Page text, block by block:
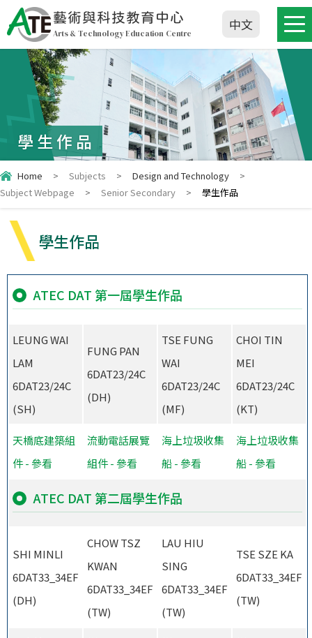
藝術與科技教育中心
Arts & Technology Education Centre
中文
學生作品
Home > Subjects > Design and Technology
>
Subject Webpage
> Senior Secondary > 學生作品
學生作品
ATEC DAT 第一屆學生作品
LEUNG WAI
LAM
6DAT23/24C
(SH)
FUNG PAN
6DAT23/24C
(DH)
TSE FUNG
WAI
6DAT23/24C
(MF)
CHOI TIN
MEI
6DAT23/24C
(KT)
天橋底建築組
件 - 參看
流動電話展覽
組件 - 參看
海上垃圾收集
船 - 參看
海上垃圾收集
船 - 參看
ATEC DAT 第二屆學生作品
SHI MINLI
6DAT33_34EF
(DH)
CHOW TSZ
KWAN
6DAT33_34EF
(TW)
LAU HIU
SING
6DAT33_34EF
(TW)
TSE SZE KA
6DAT33_34EF
(TW)